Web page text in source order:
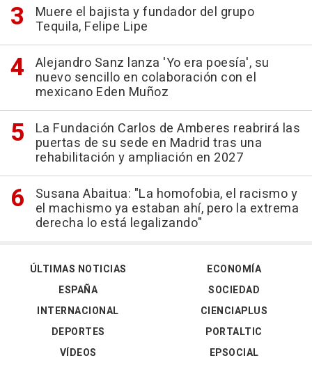
Muere el bajista y fundador del grupo
Tequila, Felipe Lipe
Alejandro Sanz lanza 'Yo era poesía', su
nuevo sencillo en colaboración con el
mexicano Eden Muñoz
La Fundación Carlos de Amberes reabrirá las
puertas de su sede en Madrid tras una
rehabilitación y ampliación en 2027
Susana Abaitua: "La homofobia, el racismo y
el machismo ya estaban ahí, pero la extrema
derecha lo está legalizando"
ÚLTIMAS NOTICIAS
ESPAÑA
INTERNACIONAL
DEPORTES
VÍDEOS
ECONOMÍA
SOCIEDAD
CIENCIAPLUS
PORTALTIC
EPSOCIAL